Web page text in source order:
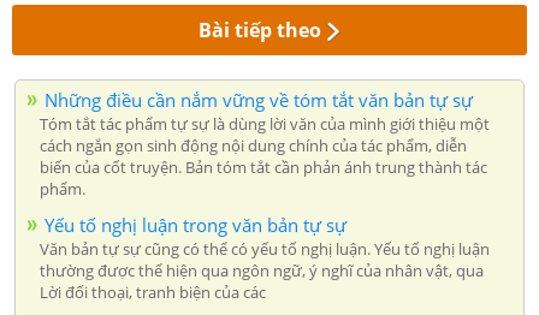
Bài tiếp theo
Những điều cần nắm vững về tóm tắt văn bản tự sự
Tóm tắt tác phẩm tự sự là dùng lời văn của mình giới thiệu một
cách ngắn gọn sinh động nội dung chính của tác phẩm, diễn
biến của cốt truyện. Bản tóm tắt cần phản ánh trung thành tác
phẩm.
Yếu tố nghị luận trong văn bản tự sự
Văn bản tự sự cũng có thể có yếu tố nghị luận. Yếu tố nghị luận
thường được thể hiện qua ngôn ngữ, ý nghĩ của nhân vật, qua
Lời đối thoại, tranh biện của các